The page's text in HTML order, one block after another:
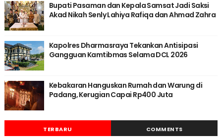
Bupati Pasaman dan Kepala Samsat Jadi Saksi
Akad Nikah Senly Lahiya Rafiqa dan Ahmad Zahra
Kapolres Dharmasraya Tekankan Antisipasi
Gangguan Kamtibmas Selama DCL 2026
Kebakaran Hanguskan Rumah dan Warung di
Padang, Kerugian Capai Rp400 Juta
TERBARU COMMENTS